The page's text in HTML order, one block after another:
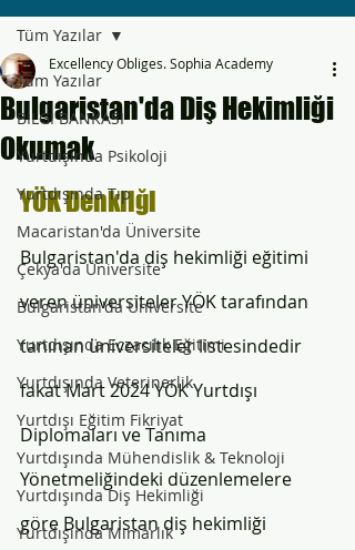
Tüm Yazılar
BİLGİ BANKASI
Yurtdışında Psikoloji
Yurtdışında Tıp
Macaristan'da Üniversite
Çekya'da Üniversite
Bulgaristan'da Üniversite
Yurtdışında Eczacılık Eğitimi
Yurtdışında Veterinerlik
Yurtdışı Eğitim Fikriyat
Yurtdışında Mühendislik & Teknoloji
Yurtdışında Diş Hekimliği
Yurtdışında Mimarlık
Tüm Yazılar
Bulgaristan'da Diş Hekimliği
Okumak
Excellency Obliges. Sophia Academy
YÖK Denkliği
Bulgaristan'da diş hekimliği eğitimi
veren üniversiteler YÖK tarafından
tanınan üniversiteler listesindedir
fakat Mart 2024 YÖK Yurtdışı
Diplomaları ve Tanıma
Yönetmeliğindeki düzenlemelere
göre Bulgaristan diş hekimliği